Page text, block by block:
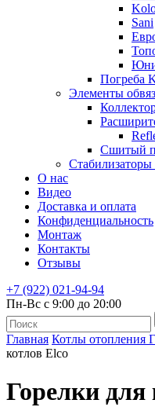
Sani
Погреба
Элементы
Сшитый
О нас
Видео
Доставка и оплата
Конфиденциальность
Монтаж
Контакты
Отзывы
+7 (922) 021-94-94
Пн-Вс с 9:00 до 20:00
Главная Котлы отопления
котлов Elco
Горелки для